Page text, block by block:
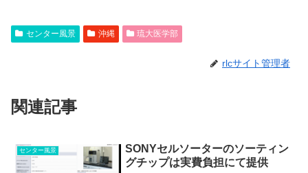
センター風景 沖縄 琉大医学部
rlcサイト管理者
関連記事
センター風景
SONYセルソーターのソーティン
グチップは実費負担にて提供